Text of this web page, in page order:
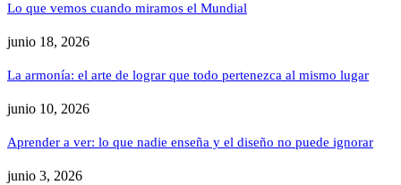
Lo que vemos cuando miramos el Mundial
junio 18, 2026
La armonía: el arte de lograr que todo pertenezca al mismo lugar
junio 10, 2026
Aprender a ver: lo que nadie enseña y el diseño no puede ignorar
junio 3, 2026